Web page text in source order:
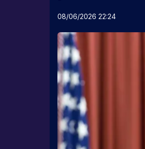
08/06/2026 22:24